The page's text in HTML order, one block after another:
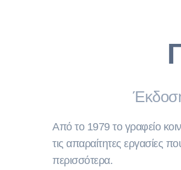
Από το 1979 το γραφείο
τις απαραίτητες εργασίες
περισσότερα.